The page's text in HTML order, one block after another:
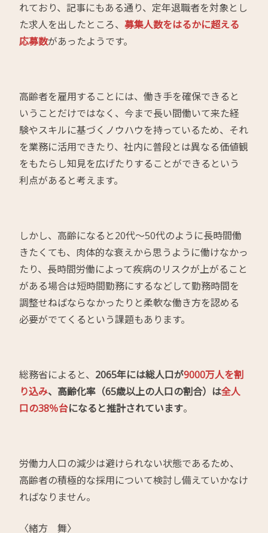
れており、記事にもある通り、定年退職者を対象とし
た求人を出したところ、募集人数をはるかに超える
応募数があったようです。
高齢者を雇用することには、働き手を確保できると
いうことだけではなく、今まで長い間働いて来た経
験やスキルに基づくノウハウを持っているため、それ
を業務に活用できたり、社内に普段とは異なる価値観
をもたらし知見を広げたりすることができるという
利点があると考えます。
しかし、高齢になると20代～50代のように長時間働
きたくても、肉体的な衰えから思うように働けなかっ
たり、長時間労働によって疾病のリスクが上がること
がある場合は短時間勤務にするなどして勤務時間を
調整せねばならなかったりと柔軟な働き方を認める
必要がでてくるという課題もあります。
総務省によると、 2065年には総人口が9000万人を割
り込み、高齢化率（65歳以上の人口の割合）は全人
口の38％台になると推計されています。
労働力人口の減少は避けられない状態であるため、
高齢者の積極的な採用について検討し備えていかなけ
ればなりません。
〈緒方 舞〉